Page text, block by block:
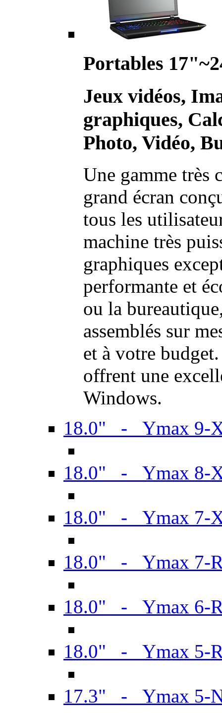
Portables
Jeux vidéos,
graphiques,
Photo, Vidéo,
Une gamme très
grand écran
tous les
machine très
graphiques
performante et
ou la
assemblés sur
et à votre
offrent une
Windows.
18.0" - Ymax 9-
18.0" - Ymax 8-
18.0" - Ymax 7-
18.0" - Ymax 7-
18.0" - Ymax 6-
18.0" - Ymax 5-
17.3" - Ymax 5-